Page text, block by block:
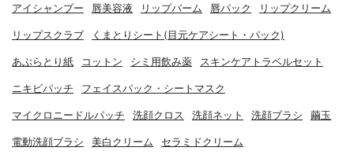
アイシャンプー 唇美容液 リップバーム 唇パック リップクリーム
リップスクラブ くまとりシート(目元ケアシート・パック)
あぶらとり紙 コットン シミ用飲み薬 スキンケアトラベルセット
ニキビパッチ フェイスパック・シートマスク
マイクロニードルパッチ 洗顔クロス 洗顔ネット 洗顔ブラシ 繭玉
電動洗顔ブラシ 美白クリーム セラミドクリーム